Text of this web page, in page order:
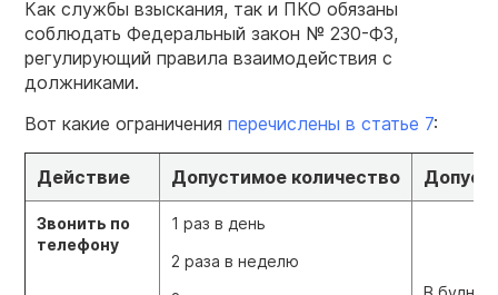
Как службы взыскания, так и ПКО обязаны
соблюдать Федеральный закон № 230-ФЗ,
регулирующий правила взаимодействия с
должниками.
Вот какие ограничения перечислены в статье 7:
Действие Допустимое количество
Звонить по
телефону
1 раз в день
2 раза в неделю